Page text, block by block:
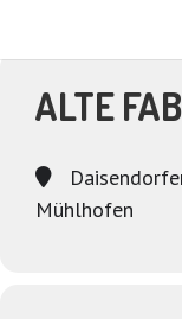
ALTE
Mühlhofen